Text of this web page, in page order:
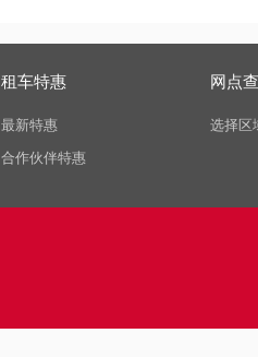
租车特惠
最新特惠
合作伙伴特惠
网点
选择区